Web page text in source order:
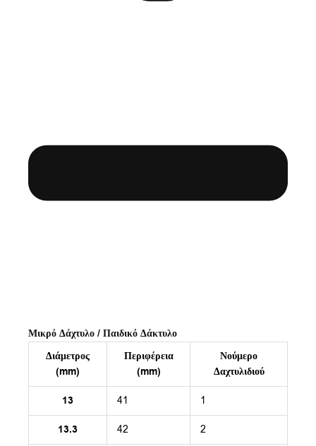
Μικρό Δάχτυλο / Παιδικό Δάκτυλο
Διάμετρος
(mm)
Περιφέρεια
(mm)
Νούμερο
Δαχτυλιδιού
13 41 1
13.3 42 2